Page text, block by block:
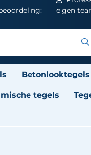
eigen
Betonlooktegels
tegels